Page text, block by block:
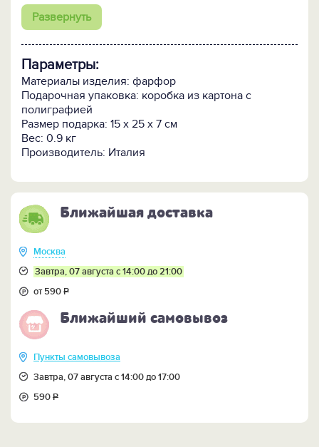
Своеобразный букет из цветов и щенков смотрится
очень трогательно и привлекательно. Композиция
светлым напоминанием о том дне, когда цветочная
лодка была подарена в честь какого-либо
памятного дня.
Развернуть
Параметры:
Материалы изделия: фарфор
Подарочная упаковка: коробка из картона с
полиграфией
Размер подарка: 15 х 25 х 7 см
Вес: 0.9 кг
Производитель: Италия
Ближайшая доставка
Москва
Завтра, 07 августа с 14:00 до 21:00
от 590Р
Ближайший самовывоз
Пункты самовывоза
Завтра, 07 августа с 14:00 до 17:00
590Р